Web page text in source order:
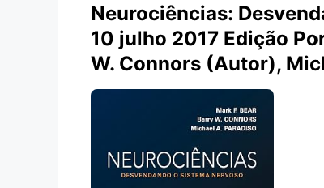
Neurociências:
10 julho 2017 Edição
W. Connors (Autor),